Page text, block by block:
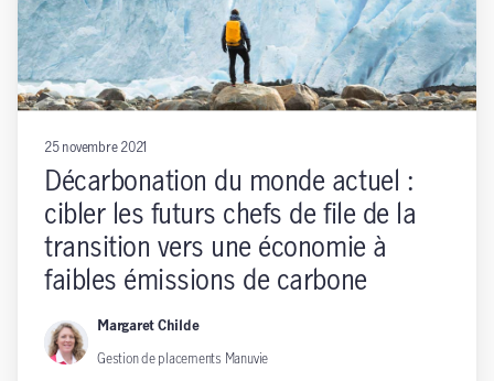
25 novembre 2021
Décarbonation du monde actuel :
cibler les futurs chefs de file de la
transition vers une économie à
faibles émissions de carbone
Margaret Childe
Gestion de placements Manuvie